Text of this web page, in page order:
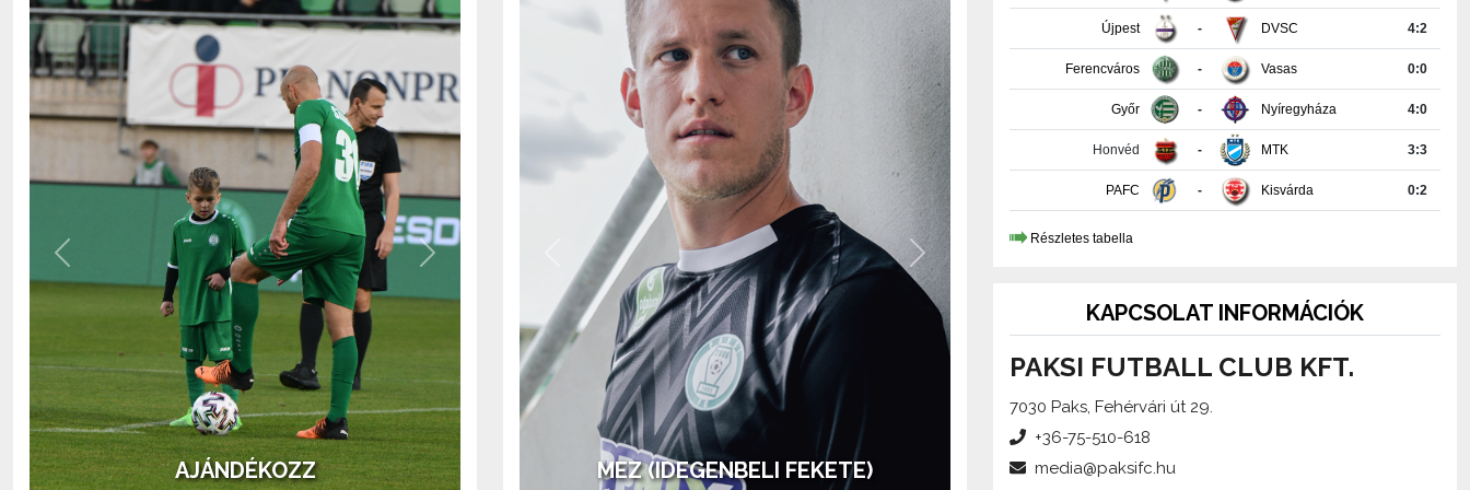
AJÁNDÉKOZZ
Previous Next
MEZ (HAZAI ZÖLD)
Previous Next
Újpest - DVSC 4:2
Ferencváros - Vasas 0:0
Győr - Nyíregyháza 4:0
Honvéd - MTK 3:3
PAFC - Kisvárda 0:2
Részletes tabella
KAPCSOLAT INFORMÁCIÓK
PAKSI FUTBALL CLUB KFT.
7030 Paks, Fehérvári út 29.
+36-75-510-618
media@paksifc.hu